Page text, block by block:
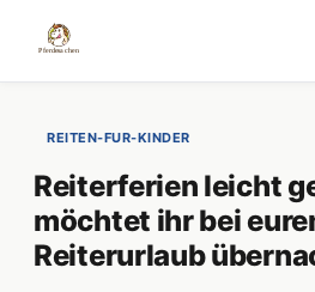
REITEN-FUR-KINDER
Reiterferien leicht
möchtet ihr bei
Reiterurlaub